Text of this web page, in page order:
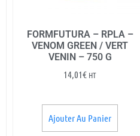
FORMFUTURA – RPLA –
VENOM GREEN / VERT
VENIN – 750 G
14,01€ HT
Ajouter Au Panier